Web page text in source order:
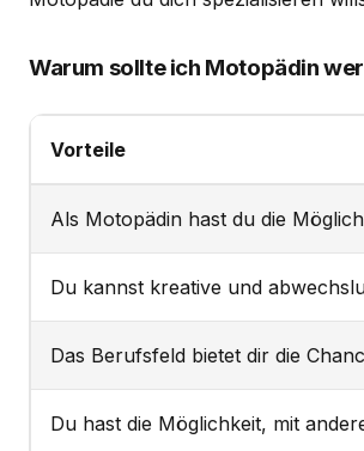
Warum sollte ich Motopädin
Vorteile
Als Motopädin hast du die
Du kannst kreative und
Das Berufsfeld bietet dir die
Du hast die Möglichkeit, mit